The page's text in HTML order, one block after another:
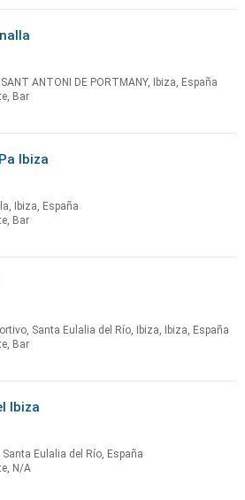
ANTONI DE PORTMANY, Ibiza, España
Bar
Ibiza
Ibiza, España
Bar
Santa Eulalia del Río, Ibiza, Ibiza, España
Bar
Ibiza
Santa Eulalia del Río, España
N/A